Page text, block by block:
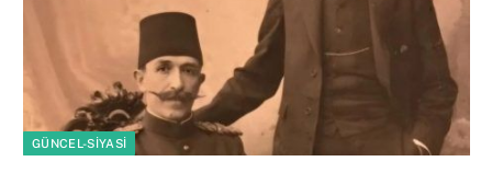
GÜNCEL-SIYASI